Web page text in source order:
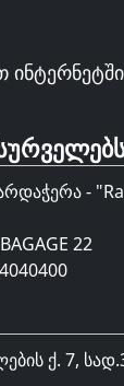
-
22
ქ. 7,